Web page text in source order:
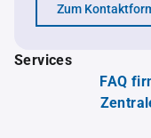
Zum
Services
FAQ